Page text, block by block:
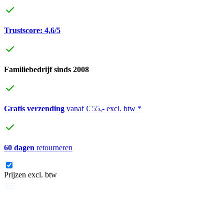
Trustscore: 4,6/5
Familiebedrijf sinds 2008
Gratis verzending vanaf € 55,- excl. btw *
60 dagen retourneren
Prijzen excl. btw